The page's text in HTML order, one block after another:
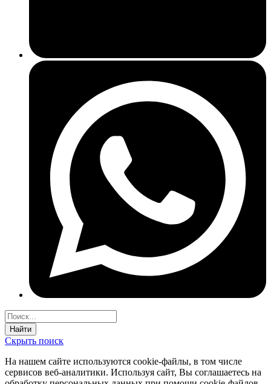
Найти
Скрыть поиск
На нашем сайте используются соokie-файлы, в том числе
сервисов веб-аналитики. Используя сайт, Вы соглашаетесь на